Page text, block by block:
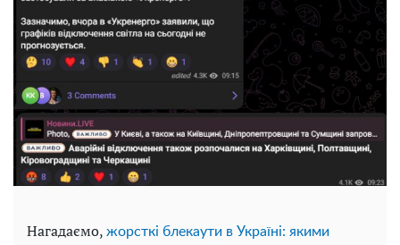
Нагадаємо, жорсткі блекаути в Україні: якими